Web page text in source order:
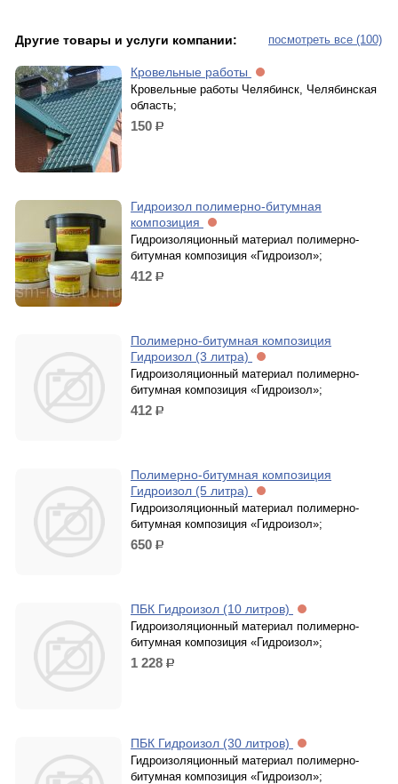
посмотреть все (100)
Другие товары и услуги компании:
Кровельные работы
Кровельные работы Челябинск, Челябинская
область;
150 р.
Гидроизол полимерно-битумная
композиция
Гидроизоляционный материал полимерно-
битумная композиция «Гидроизол»;
412 р.
Полимерно-битумная композиция
Гидроизол (3 литра)
Гидроизоляционный материал полимерно-
битумная композиция «Гидроизол»;
412 р.
Полимерно-битумная композиция
Гидроизол (5 литра)
Гидроизоляционный материал полимерно-
битумная композиция «Гидроизол»;
650 р.
ПБК Гидроизол (10 литров)
Гидроизоляционный материал полимерно-
битумная композиция «Гидроизол»;
1 228 р.
ПБК Гидроизол (30 литров)
Гидроизоляционный материал полимерно-
битумная композиция «Гидроизол»;